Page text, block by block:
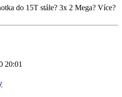
do 15T stále? 3x 2 Mega? Více?
20:01